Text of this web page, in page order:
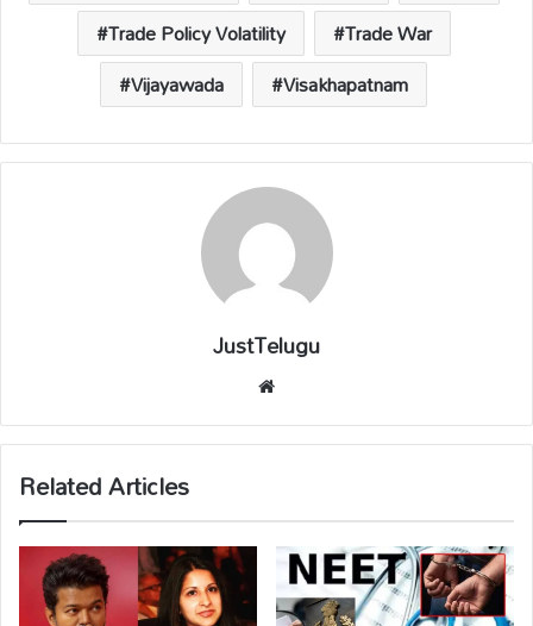
Trade Policy Volatility
Trade War
Vijayawada
Visakhapatnam
JustTelugu
bsi
te
Related Articles